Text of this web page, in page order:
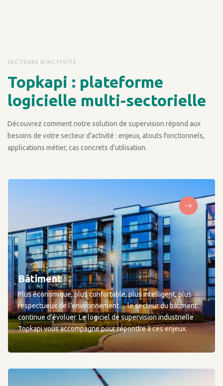
SECTEURS D'ACTIVITÉ
Topkapi : plateforme
logicielle multi-sectorielle
Découvrez comment notre solution de supervision répond aux
besoins de votre secteur d’activité : enjeux, atouts fonctionnels,
applications métier, cas concrets d’utilisation.
Bâtiment
Plus économique, plus confortable, plus intelligent, plus
respectueux de l’environnement… le secteur du bâtiment
continue d’évoluer. Le logiciel de supervision industrielle
Topkapi vous accompagne pour répondre à ces enjeux.